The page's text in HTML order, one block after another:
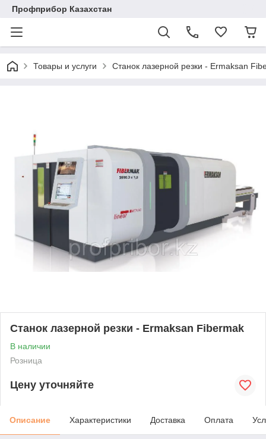
Профприбор Казахстан
Товары и услуги Станок лазерной резки - Ermaksan
Станок лазерной резки - Ermaksan Fibermak
В наличии
Розница
Цену уточняйте
Описание Характеристики Доставка Оплата